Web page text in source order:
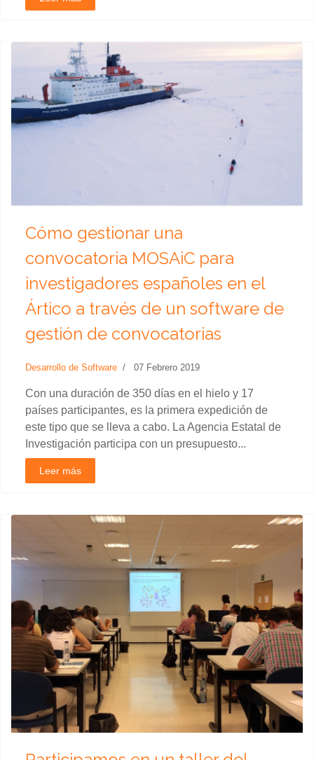
Cómo gestionar una
convocatoria MOSAiC para
investigadores españoles en el
Ártico a través de un software de
gestión de convocatorias
Desarrollo de Software 07 Febrero 2019
Con una duración de 350 días en el hielo y 17
países participantes, es la primera expedición de
este tipo que se lleva a cabo. La Agencia Estatal de
Investigación participa con un presupuesto...
Leer más